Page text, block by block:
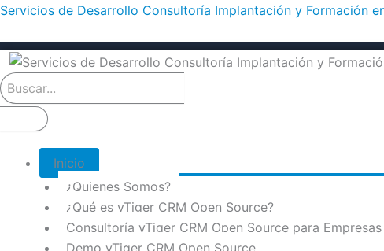
Ir
contenido
Servicios de Desarrollo Consultoría Implantación y Formación
Inicio
¿Quienes Somos?
¿Qué es vTiger CRM Open Source?
Consultoría vTiger CRM Open Source para Empresas
Demo vTiger CRM Open Source